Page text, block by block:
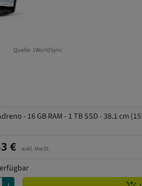
Quelle: 1WorldSync
- 16 GB RAM - 1 TB SSD - 38.1 cm
€ exkl. MwSt.